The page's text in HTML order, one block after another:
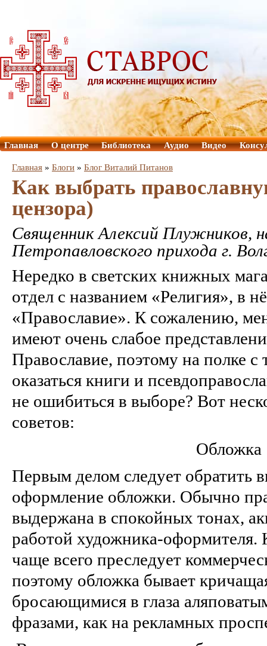
Главная О центре Библиотека Аудио Видео
Главная » Блоги » Блог Виталий Питанов
Как выбрать
цензора)
Священник Алексий Плужников,
Петропавловского прихода г.
Нередко в светских книжных
отдел с названием «Религия», в
«Православие». К сожалению,
имеют очень слабое
Православие, поэтому на полке с
оказаться книги и
не ошибиться в выборе? Вот
советов:
Обложка
Первым делом следует обратить
оформление обложки. Обычно
выдержана в спокойных тонах,
работой художника-оформителя.
чаще всего преследует
поэтому обложка бывает
бросающимися в глаза
фразами, как на рекламных